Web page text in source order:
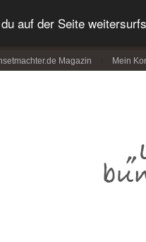
auf der Seite
Magazin Mein